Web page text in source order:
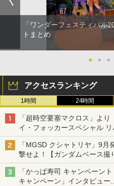
「ワンダーフェスティバル
トまとめ
● ● ●
アクセスランキング
1時間 24時間
「超時空要塞マクロス」よ
イ・フォッカースペシャル リ
「MGSD クシャトリヤ」9
撃せよ！【ガンダムベース撮
「かっぱ寿司 キャンペーン
キャンペーン」インタビュー